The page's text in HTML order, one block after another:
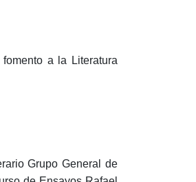
a la Literatura
Grupo General de